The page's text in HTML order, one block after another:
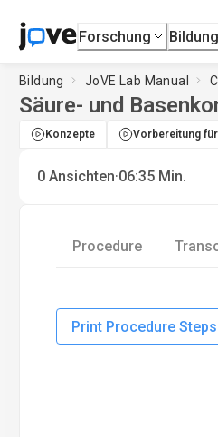
Forschung Bildung
Bildung JoVE Lab Manual
Säure- und
Konzepte Vorbereitung
0 Ansichten·06:35 Min.
Procedure
Print Procedure Steps